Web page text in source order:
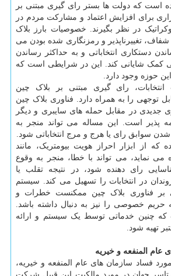
است که دولت ها بستر رای گیری مبتنی بر
برای افزایش اعتماد و مشارکت مردم در
در نظر بگیرند. خصوصیات بارز بلاک
شفاف، تغییرناپذیر و رمزنگاری شده بودن می
دستکاری انتخاباتی و به حداکثر رساندن
کمک شایانی کند. این در شرایطی است که
حوزه وجود دارد.
رای گیری مبتنی بر بلاک چین
توجهی را به همراه دارد. فناوری بلاک چین
جدیدی در مقابل حمله های سایبری و دیگر
پذیر است. این مساله می تواند منجر به
سوابق رای یا هرج و مرج انتخاباتی شود.
که از ابزار احراز هویت بیومتریک، مانند
نماید، می تواند با خطا، منجر به وقوع
رای دهنده شود، در نتیجه تقلب یا
در انتخابات را تسهیل می کند. سیستم
بر فناوری بلاک چین ممکنست خطرات و
حریم خصوصی را نیز به دنبال داشته باشد.
چنین خدماتی توسط یک سیستم و ارائه
تهیه شود.
المنفعه و خیریه
فساد سازمان های عام المنفعه و خیریه،